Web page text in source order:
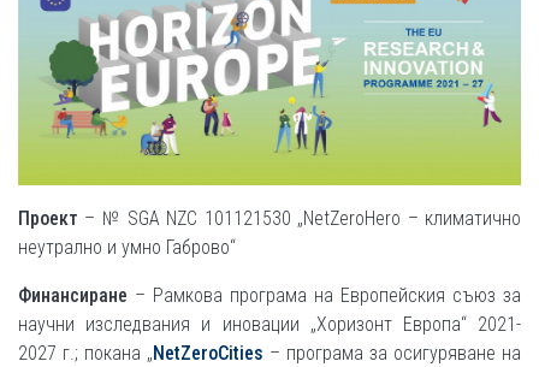
Проект – № SGA NZC 101121530 „NetZeroHero – климатично
неутрално и умно Габрово“
Финансиране – Рамкова програма на Европейския съюз за
научни изследвания и иновации „Хоризонт Европа“ 2021-
2027 г.; покана „NetZeroCities – програма за осигуряване на